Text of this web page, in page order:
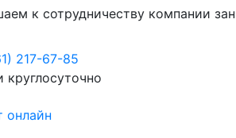
к сотрудничеству компании
217-67-85
круглосуточно
онлайн